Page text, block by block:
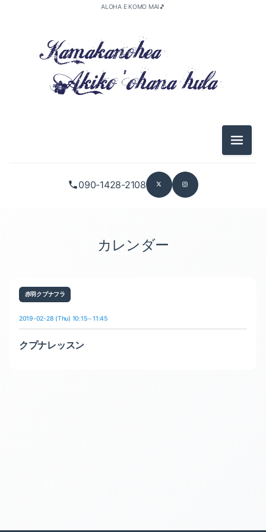
090-1428-2108
ALOHA E KOMO MAI🎵
メニュ
カレンダー
赤羽クプナフラ
2019-02-28 (Thu) 10:15～11:45
クプナレッスン